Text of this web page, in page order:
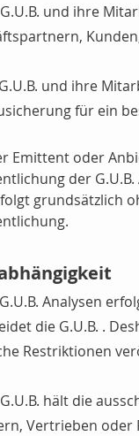
und ihre
und ihre
für ein
Emittent oder
der
grundsätzlich
Analysen
die G.U.B. .
Restriktionen
hält die
Vertrieben oder